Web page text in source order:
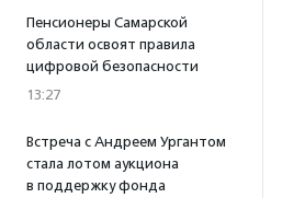
Пенсионеры Самарской
области освоят правила
цифровой безопасности
13:27
Встреча с Андреем Ургантом
стала лотом аукциона
в поддержку фонда